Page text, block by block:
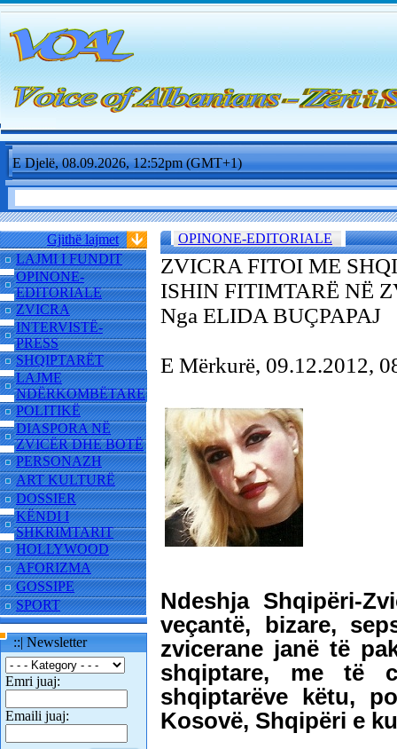
E Djelë, 08.09.2026, 12:52pm (GMT+1)
Gjithë lajmet
LAJMI I FUNDIT
OPINONE-
EDITORIALE
ZVICRA
INTERVISTË-
PRESS
SHQIPTARËT
LAJME
NDËRKOMBËTARE
POLITIKË
DIASPORA NË
ZVICËR DHE BOTË
PERSONAZH
ART KULTURË
DOSSIER
KËNDI I
SHKRIMTARIT
HOLLYWOOD
AFORIZMA
GOSSIPE
SPORT
::| Newsletter
Emri juaj:
Emaili juaj:
OPINONE-EDITORIALE
ZVICRA FITOI ME
ISHIN FITIMTARË NË
Nga ELIDA BUÇPAPAJ
E Mërkurë, 09.12.2012,
Ndeshja Shqipëri-
veçantë, bizare,
zvicerane janë të
shqiptare, me të
shqiptarëve këtu,
Kosovë, Shqipëri e